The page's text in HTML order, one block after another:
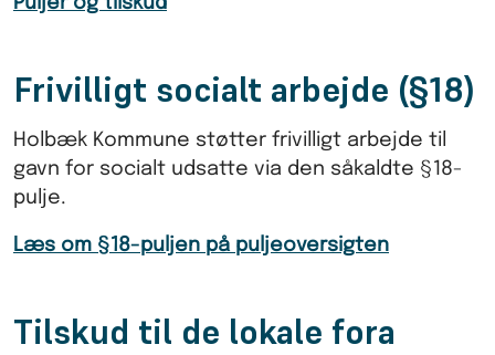
Frivilligt socialt arbejde (§18)
Holbæk Kommune støtter frivilligt arbejde til
gavn for socialt udsatte via den såkaldte §18-
pulje.
Læs om §18-puljen på puljeoversigten
Tilskud til de lokale fora